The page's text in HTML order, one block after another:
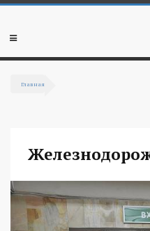
Перейти к основному содержанию
Мобильное
Главная